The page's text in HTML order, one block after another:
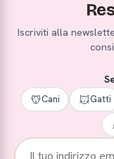
Iscriviti alla
Cani Gatti